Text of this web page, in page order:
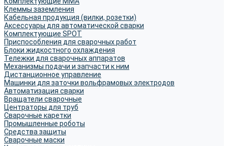
Клеммы заземления
Кабельная продукция (вилки, розетки)
Аксессуары для автоматической сварки
Комплектующие SPOT
Приспособления для сварочных работ
Блоки жидкостного охлаждения
Тележки для сварочных аппаратов
Механизмы подачи и запчасти к ним
Дистанционное управление
Машинки для заточки вольфрамовых электродов
Автоматизация сварки
Вращатели сварочные
Центраторы для труб
Сварочные каретки
Промышленные роботы
Средства защиты
Сварочные маски